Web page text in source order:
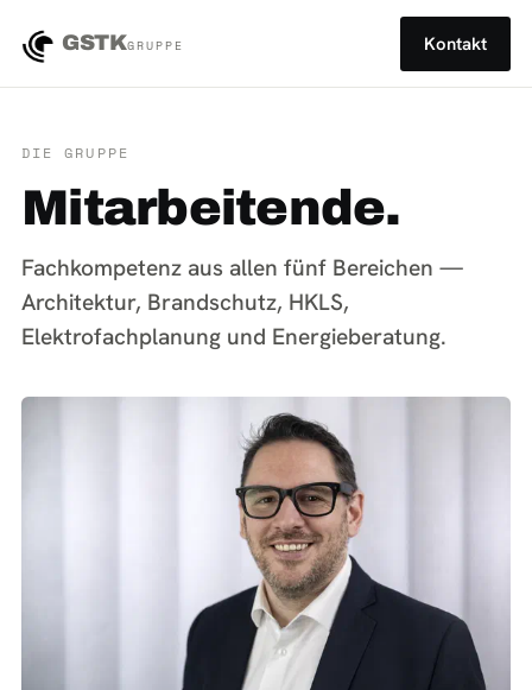
GSTKGRUPPE Kontakt
DIE GRUPPE
Mitarbeitende.
Fachkompetenz aus allen fünf Bereichen —
Architektur, Brandschutz, HKLS,
Elektrofachplanung und Energieberatung.